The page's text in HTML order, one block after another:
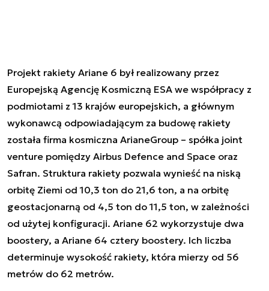
Projekt rakiety Ariane 6 był realizowany przez
Europejską Agencję Kosmiczną ESA we współpracy z
podmiotami z 13 krajów europejskich, a głównym
wykonawcą odpowiadającym za budowę rakiety
została firma kosmiczna ArianeGroup – spółka joint
venture pomiędzy Airbus Defence and Space oraz
Safran. Struktura rakiety pozwala wynieść na niską
orbitę Ziemi od 10,3 ton do 21,6 ton, a na orbitę
geostacjonarną od 4,5 ton do 11,5 ton, w zależności
od użytej konfiguracji. Ariane 62 wykorzystuje dwa
boostery, a Ariane 64 cztery boostery. Ich liczba
determinuje wysokość rakiety, która mierzy od 56
metrów do 62 metrów.